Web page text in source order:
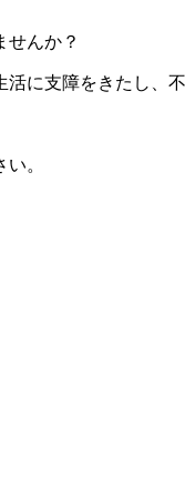
せんか？
に支障をきたし、
。